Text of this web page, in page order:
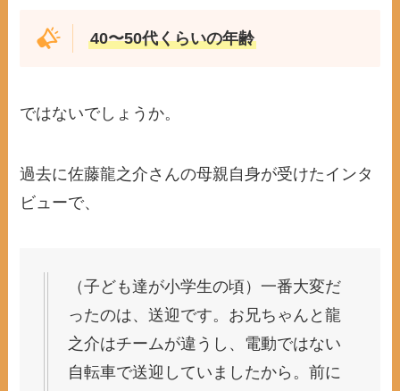
40〜50代くらいの年齢
ではないでしょうか。
過去に佐藤龍之介さんの母親自身が受けたインタ
ビューで、
（子ども達が小学生の頃）一番大変だ
ったのは、送迎です。お兄ちゃんと龍
之介はチームが違うし、電動ではない
自転車で送迎していましたから。前に